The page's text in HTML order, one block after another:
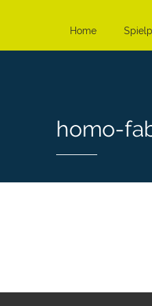
Home
homo-